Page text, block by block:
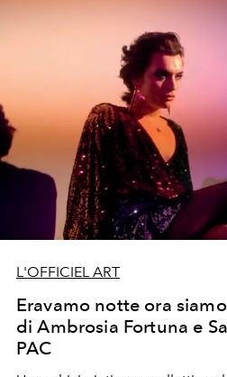
L'OFFICIEL ART
Eravamo notte ora
di Ambrosia Fortuna e
PAC